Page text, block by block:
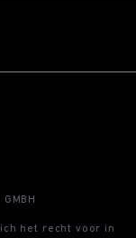
het recht voor in